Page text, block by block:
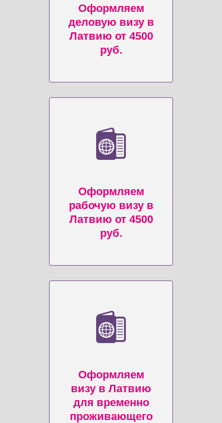
Оформляем
деловую визу в
Латвию от 4500
руб.
Оформляем
рабочую визу в
Латвию от 4500
руб.
Оформляем
визу в Латвию
для временно
проживающего